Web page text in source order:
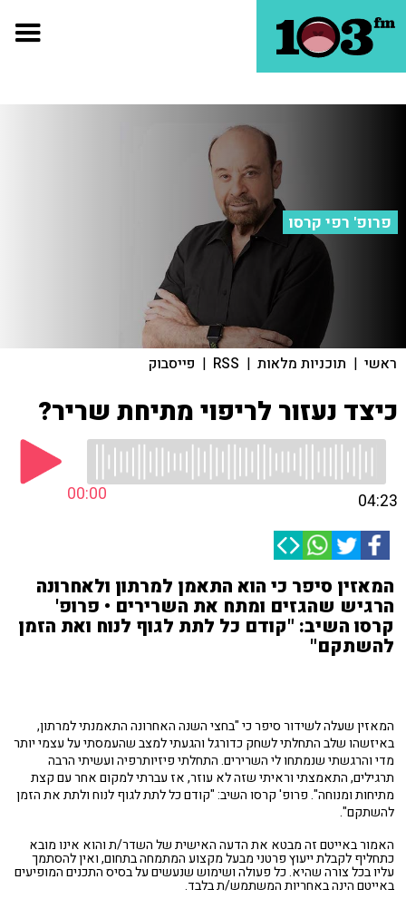
פרופ' רפי קרסו
ראשי | תוכניות מלאות |
RSS
| פייסבוק
כיצד נעזור לריפוי מתיחת שריר?
00:00 04:23
המאזין סיפר כי הוא התאמן למרתון ולאחרונה
הרגיש שהגזים ומתח את השרירים • פרופ'
קרסו השיב: "קודם כל לתת לגוף לנוח ואת הזמן
להשתקם"
המאזין שעלה לשידור סיפר כי "בחצי השנה האחרונה התאמנתי למרתון,
באיזשהו שלב התחלתי לשחק כדורגל והגעתי למצב שהעמסתי על עצמי יותר
מדי והרגשתי שנמתחו לי השרירים. התחלתי פיזיותרפיה ועשיתי הרבה
תרגילים, התאמצתי וראיתי שזה לא עוזר, אז עברתי למקום אחר עם קצת
מתיחות ומנוחה". פרופ' קרסו השיב: "קודם כל לתת לגוף לנוח ולתת את הזמן
להשתקם".
האמור באייטם זה מבטא את הדעה האישית של השדר/ת והוא אינו מובא
כתחליף לקבלת ייעוץ פרטני מבעל מקצוע המתמחה בתחום, ואין להסתמך
עליו בכל צורה שהיא. כל פעולה ושימוש שנעשים על בסיס התכנים המופיעים
באייטם הינה באחריות המשתמש/ת בלבד.